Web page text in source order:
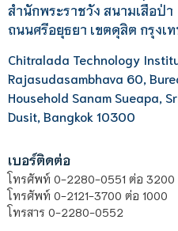
สำนักพระราชวัง สนามเสือป่า
ถนนศรีอยุธยา เขตดุสิต กรุงเ
Chitralada Technology
Rajasudasambhava 60,
Household Sanam Sueapa,
Dusit, Bangkok 10300
เบอร์ติดต่อ
โทรศัพท์ 0-2280-0551 ต่อ 3200
โทรศัพท์ 0-2121-3700 ต่อ 1000
โทรสาร 0-2280-0552